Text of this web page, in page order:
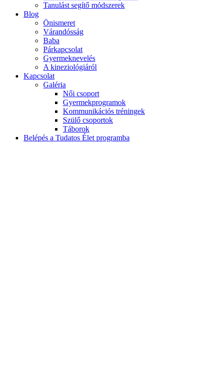
Tanulást segítő módszerek
Blog
Önismeret
Várandósság
Baba
Párkapcsolat
Gyermeknevelés
A kineziológiáról
Kapcsolat
Galéria
Női csoport
Gyermekprogramok
Kommunikációs tréningek
Szülő csoportok
Táborok
Belépés a Tudatos Élet programba